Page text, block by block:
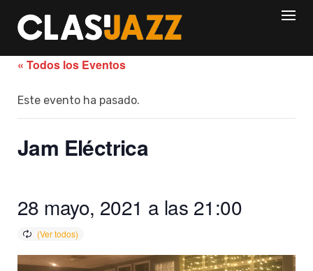
content
« Todos los Eventos
Este evento ha pasado.
Jam Eléctrica
28 mayo, 2021 a las 21:00